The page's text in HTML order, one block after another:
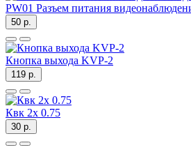
PW01 Разъем питания
50 р.
Кнопка выхода KVP-2
119 р.
Квк 2х 0.75
30 р.